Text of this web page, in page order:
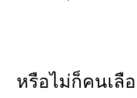
หรือไม่ก็คนเลื